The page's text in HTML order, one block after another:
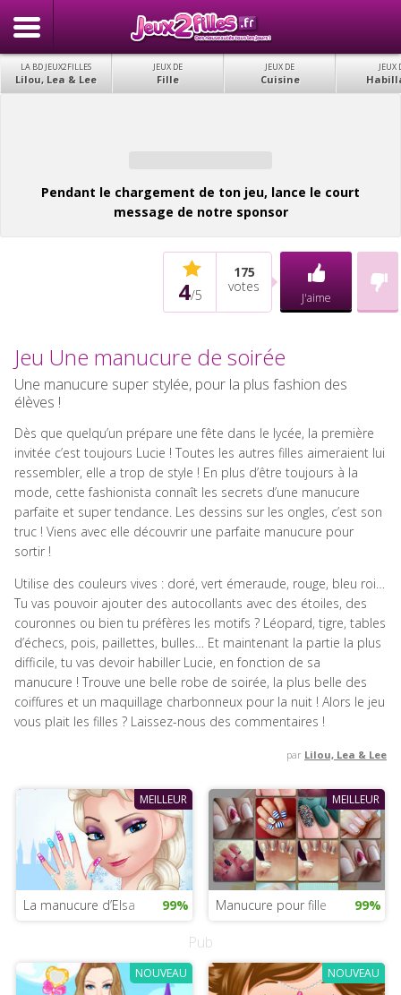
LA BD JEUX2FILLES
Lilou, Lea & Lee
JEUX DE
Fille
JEUX DE
Cuisine
JEUX
Pendant le chargement de ton jeu, lance le court
message de notre sponsor
4/5
175
votes
J'aime
Jeu Une manucure de soirée
Une manucure super stylée, pour la plus fashion des
élèves !
Dès que quelqu’un prépare une fête dans le lycée, la première
invitée c’est toujours Lucie ! Toutes les autres filles aimeraient lui
ressembler, elle a trop de style ! En plus d’être toujours à la
mode, cette fashionista connaît les secrets d’une manucure
parfaite et super tendance. Les dessins sur les ongles, c’est son
truc ! Viens avec elle découvrir une parfaite manucure pour
sortir !
Utilise des couleurs vives : doré, vert émeraude, rouge, bleu roi…
Tu vas pouvoir ajouter des autocollants avec des étoiles, des
couronnes ou bien tu préfères les motifs ? Léopard, tigre, tables
d’échecs, pois, paillettes, bulles… Et maintenant la partie la plus
difficile, tu vas devoir habiller Lucie, en fonction de sa
manucure ! Trouve une belle robe de soirée, la plus belle des
coiffures et un maquillage charbonneux pour la nuit ! Alors le jeu
vous plait les filles ? Laissez-nous des commentaires !
par Lilou, Lea & Lee
MEILLEUR
La manucure d’Elsa 99%
MEILLEUR
Manucure pour fille 99%
Pub
NOUVEAU NOUVEAU